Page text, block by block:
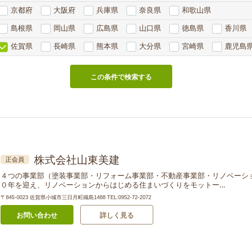
京都府 大阪府 兵庫県 奈良県 和歌山県
島根県 岡山県 広島県 山口県 徳島県 香川県
佐賀県 長崎県 熊本県 大分県 宮崎県 鹿児島
この条件で検索する
正会員 株式会社山東美建
４つの事業部（塗装事業部・リフォーム事業部・不動産事業部・リノベー
０年を迎え、リノベーションからはじめる住まいづくりをモットー...
〒845-0023 佐賀県小城市三日月町織島1488 TEL:0952-72-2072
お問い合わせ 詳しく見る